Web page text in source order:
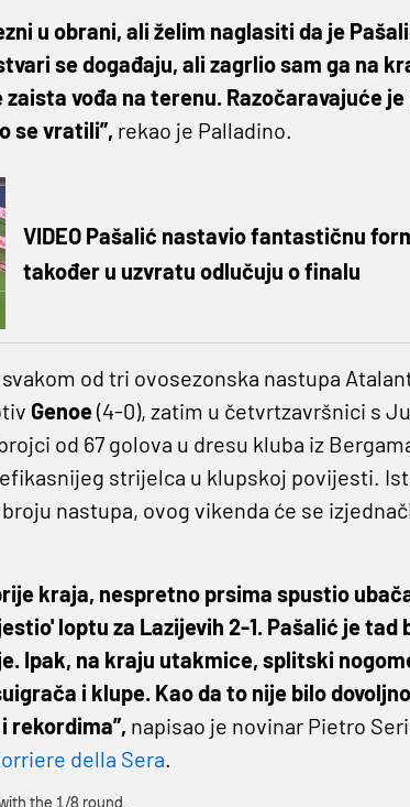
u obrani, ali želim naglasiti da je
se događaju, ali zagrlio sam ga na
zaista vođa na terenu. Razočaravajuće
se vratili”, rekao je Palladino.
VIDEO Pašalić nastavio fantastičnu
također u uzvratu odlučuju o finalu
od tri ovosezonska nastupa
Genoe(4-0), zatim u četvrtzavršnici s
od 67 golova u dresu kluba iz
strijelca u klupskoj povijesti.
nastupa, ovog vikenda će se
kraja, nespretno prsima spustio
loptu za Lazijevih 2-1. Pašalić je tad
Ipak, na kraju utakmice, splitski
i klupe. Kao da to nije bilo
rekordima”, napisao je novinar Pietro
della Sera.